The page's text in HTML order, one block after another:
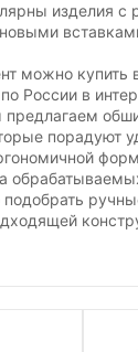
изделия с
можно купить
России в
порадуют